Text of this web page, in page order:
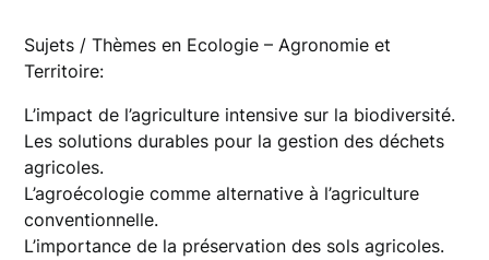
Sujets / Thèmes en Ecologie – Agronomie et
Territoire:
L’impact de l’agriculture intensive sur la biodiversité.
Les solutions durables pour la gestion des déchets
agricoles.
L’agroécologie comme alternative à l’agriculture
conventionnelle.
L’importance de la préservation des sols agricoles.